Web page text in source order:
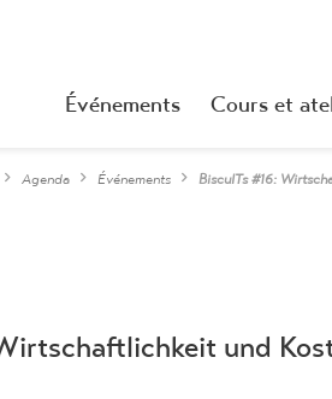
Événements Cours et
Agenda Événements BiscuITs #16:
und